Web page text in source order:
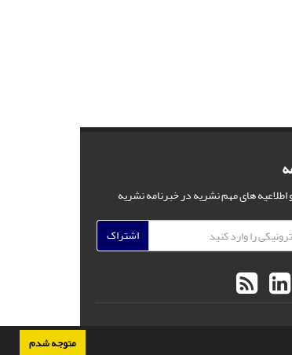
متوجه شدم
اطلاعیه های مهم نشریه در خبرنامه نشریه
اشتراک